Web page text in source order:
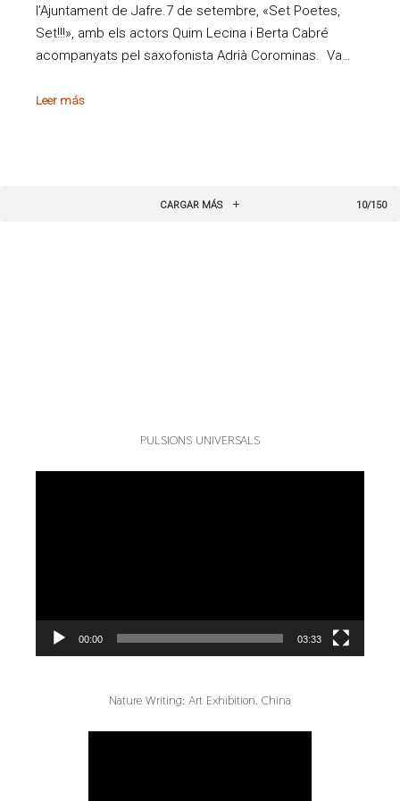
l’Ajuntament de Jafre.7 de setembre, «Set Poetes,
Set!!!», amb els actors Quim Lecina i Berta Cabré
acompanyats pel saxofonista Adrià Corominas. Va…
Leer más
CARGAR MÁS 10/150
PULSIONS UNIVERSALS
00:00 03:33
Nature Writing: Art Exhibition. China